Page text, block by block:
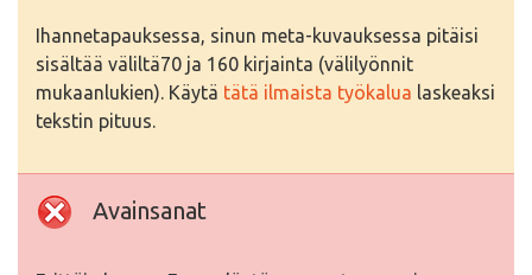
Ihannetapauksessa, sinun meta-kuvauksessa pitäisi
sisältää väliltä70 ja 160 kirjainta (välilyönnit
mukaanlukien). Käytä tätä ilmaista työkalua laskeaksi
tekstin pituus.
Avainsanat